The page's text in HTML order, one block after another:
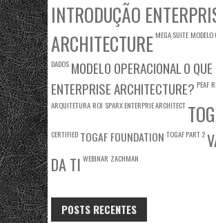
INTRODUÇÃO
ARCHITECTURE MEGA SUITE MODELO
DADOS MODELO OPERACIONALO QUE
ENTERPRISE ARCHITECTURE? PEAF
ARQUITETURA ROI SPARX ENTERPRIE ARCHITECT
CERTIFIED TOGAF FOUNDATION TOGAF PART 2
DA TI WEBINAR ZACHMAN
POSTS RECENTES